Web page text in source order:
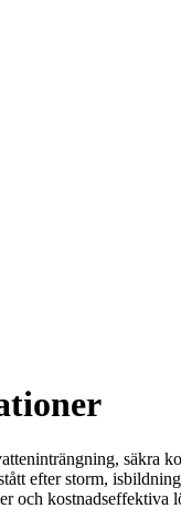
säkra
efter storm,
och